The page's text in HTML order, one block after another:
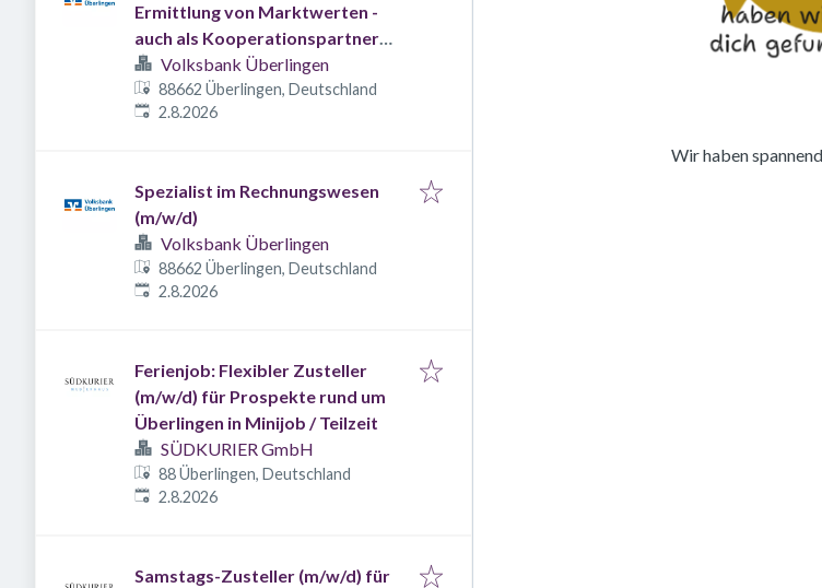
Ermittlung von Marktwerten -
auch als Kooperationspartner
(m/w/d)
Volksbank Überlingen
88662 Überlingen, Deutschland
Veröffentlicht
2.8.2026
Spezialist im Rechnungswesen
(m/w/d)
Volksbank Überlingen
88662 Überlingen, Deutschland
Veröffentlicht
2.8.2026
Ferienjob: Flexibler Zusteller
(m/w/d) für Prospekte rund um
Überlingen in Minijob / Teilzeit
SÜDKURIER GmbH
88 Überlingen, Deutschland
Veröffentlicht
2.8.2026
Samstags-Zusteller (m/w/d) für
Wir haben